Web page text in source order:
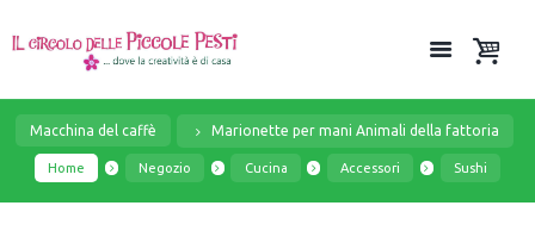
Macchina del caffè Marionette per mani Animali della fattoria
Home Negozio Cucina Accessori Sushi